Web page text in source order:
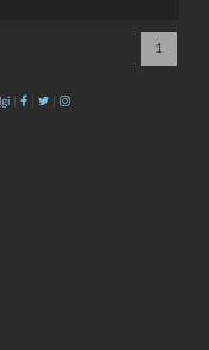
1
kaydet
| | |